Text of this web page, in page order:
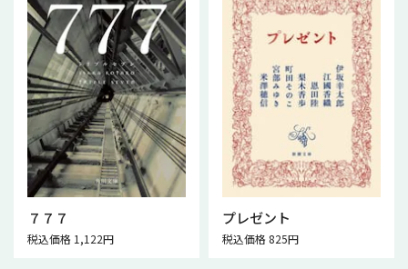
７７７
税込価格 1,122円
プレゼント
税込価格 825円